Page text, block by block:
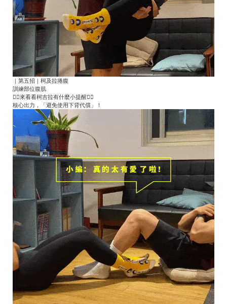
｜第五招｜柯及拉捲腹
訓練部位腹肌
👇🏻來看看柯吉拉有什麼小提醒👇🏻
核心出力，「避免使用下背代償」！